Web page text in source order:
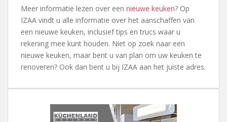
Meer informatie lezen over een nieuwe keuken? Op
IZAA vindt u alle informatie over het aanschaffen van
een nieuwe keuken, inclusief tips en trucs waar u
rekening mee kunt houden. Niet op zoek naar een
nieuwe keuken, maar bent u van plan om uw keuken te
renoveren? Ook dan bent u bij IZAA aan het juiste adres.